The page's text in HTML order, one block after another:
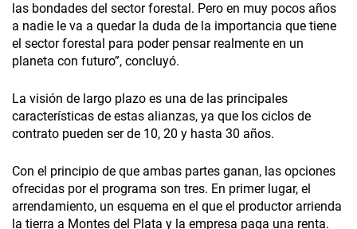
las bondades del sector forestal. Pero en muy pocos años
a nadie le va a quedar la duda de la importancia que tiene
el sector forestal para poder pensar realmente en un
planeta con futuro”, concluyó.
La visión de largo plazo es una de las principales
características de estas alianzas, ya que los ciclos de
contrato pueden ser de 10, 20 y hasta 30 años.
Con el principio de que ambas partes ganan, las opciones
ofrecidas por el programa son tres. En primer lugar, el
arrendamiento, un esquema en el que el productor arrienda
la tierra a Montes del Plata y la empresa paga una renta.